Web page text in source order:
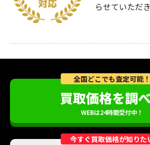
らせていただき
全国どこでも査定可能！
買取価格を調
WEBは24時間受付中！
今すぐ買取価格が知りた